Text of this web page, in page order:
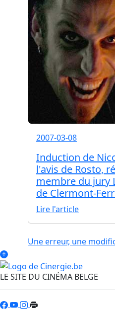
2007-03-08
Induction de
l'avis de Rosto,
membre du jury
de Clermont-
Lire l'article
Une erreur, une
LE SITE DU CINÉMA BELGE